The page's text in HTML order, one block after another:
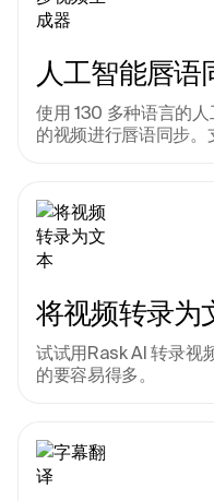
人工智能唇
使用 130 多种语言的
的视频进行唇语同步。
将视频转录为
试试用Rask AI 转录视
的要容易得多。